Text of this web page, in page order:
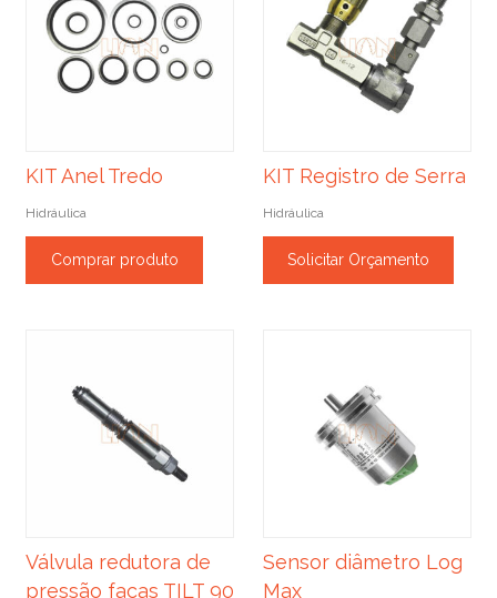
KIT Anel Tredo
Hidráulica
Comprar produto
KIT Registro de Serra
Hidráulica
Solicitar Orçamento
Válvula redutora de
pressão facas TILT 90
Sensor diâmetro Log
Max